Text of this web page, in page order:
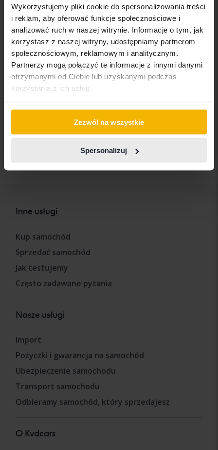
Wykorzystujemy pliki cookie do spersonalizowania treści
i reklam, aby oferować funkcje społecznościowe i
analizować ruch w naszej witrynie. Informacje o tym, jak
korzystasz z naszej witryny, udostępniamy partnerom
społecznościowym, reklamowym i analitycznym.
Partnerzy mogą połączyć te informacje z innymi danymi
otrzymanymi od Ciebie lub uzyskanymi podczas
korzystania z ich usług.
Zezwól na wszystkie
Spersonalizuj
Cadillac
Chevrolet
Chrysler
Citroen
Dacia
Dodge
Ferrari
Lexus
Lynk&Co
Maserati
Mazda
Mercedes
MG
MINI
Mitsubishi
SEAT
Skoda
Subaru
Suzuki
Tesla
Volkswagen
Inne usługi
Kup samochód
Sprzedać samochód
Jak testujemy
Często zadawane pytania
Nasze usługi
Import
Pożyczki i gwarancja na samochód
Ubezpieczenie samochodu
Transport samochodu
Odbieramy samochód, który sprzedajesz
O Kvdcars